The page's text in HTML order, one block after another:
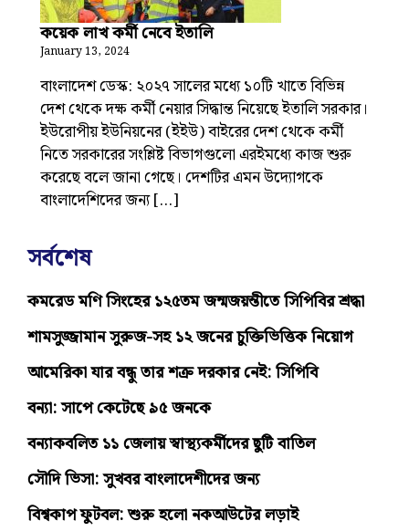
কয়েক লাখ কর্মী নেবে ইতালি
January 13, 2024
বাংলাদেশ ডেস্ক: ২০২৭ সালের মধ্যে ১০টি খাতে বিভিন্ন
দেশ থেকে দক্ষ কর্মী নেয়ার সিদ্ধান্ত নিয়েছে ইতালি সরকার।
ইউরোপীয় ইউনিয়নের (ইইউ) বাইরের দেশ থেকে কর্মী
নিতে সরকারের সংশ্লিষ্ট বিভাগগুলো এরইমধ্যে কাজ শুরু
করেছে বলে জানা গেছে। দেশটির এমন উদ্যোগকে
বাংলাদেশিদের জন্য […]
সর্বশেষ
কমরেড মণি সিংহের ১২৫তম জন্মজয়ন্তীতে সিপিবির শ্রদ্ধা
শামসুজ্জামান সুরুজ-সহ ১২ জনের চুক্তিভিত্তিক নিয়োগ
আমেরিকা যার বন্ধু তার শত্রু দরকার নেই: সিপিবি
বন্যা: সাপে কেটেছে ৯৫ জনকে
বন্যাকবলিত ১১ জেলায় স্বাস্থ্যকর্মীদের ছুটি বাতিল
সৌদি ভিসা: সুখবর বাংলাদেশীদের জন্য
বিশ্বকাপ ফুটবল: শুরু হলো নকআউটের লড়াই